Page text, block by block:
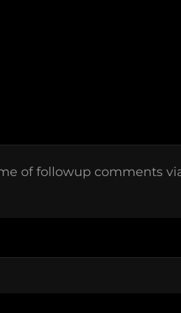
of followup comments